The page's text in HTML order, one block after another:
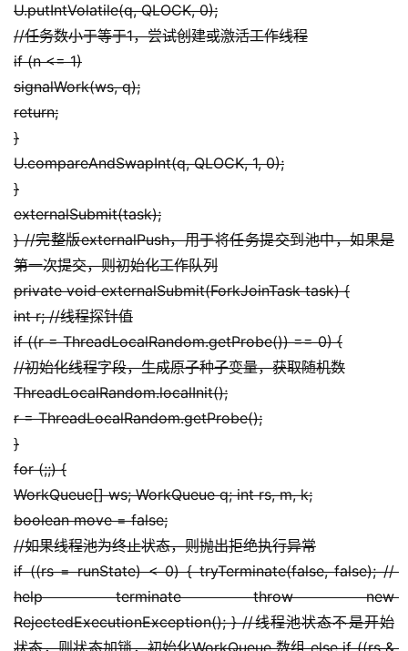
U.putIntVolatile(q, QLOCK, 0);
//任务数小于等于1，尝试创建或激活工作线程
if (n <= 1)
signalWork(ws, q);
return;
}
U.compareAndSwapInt(q, QLOCK, 1, 0);
}
externalSubmit(task);
} //完整版externalPush，用于将任务提交到池中，如果是
第一次提交，则初始化工作队列
private void externalSubmit(ForkJoinTask task) {
int r; //线程探针值
if ((r = ThreadLocalRandom.getProbe()) == 0) {
//初始化线程字段，生成原子种子变量，获取随机数
ThreadLocalRandom.localInit();
r = ThreadLocalRandom.getProbe();
}
for (;;) {
WorkQueue[] ws; WorkQueue q; int rs, m, k;
boolean move = false;
//如果线程池为终止状态，则抛出拒绝执行异常
if ((rs = runState) < 0) { tryTerminate(false, false); //
help terminate throw new
RejectedExecutionException(); } //线程池状态不是开始
状态，则状态加锁，初始化WorkQueue 数组 else if ((rs &